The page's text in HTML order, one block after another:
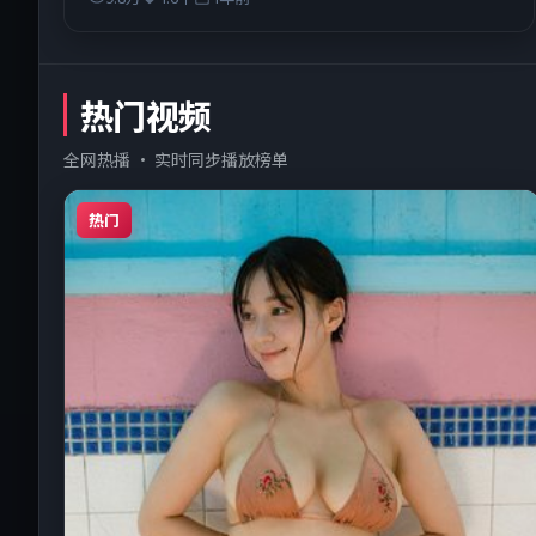
热门视频
全网热播 · 实时同步播放榜单
热门